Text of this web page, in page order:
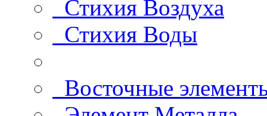
Стихия Воздуха
Стихия Воды
Восточные